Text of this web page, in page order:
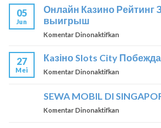
победа
Casino
Регистрация
05
Jun
Онлайн Казино Рейтинг
выигрыш
Komentar Dinonaktifkan
Казино
выигрыш
27
Mei
Кaзіно Slots City
Komentar Dinonaktifkan
City
SEWA MOBIL DI
Komentar Dinonaktifkan